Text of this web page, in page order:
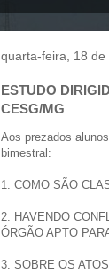
quarta-feira, 18 de
ESTUDO
CESG/MG
Aos prezados
bimestral:
1. COMO SÃO
2. HAVENDO
ÓRGÃO APTO
3. SOBRE OS